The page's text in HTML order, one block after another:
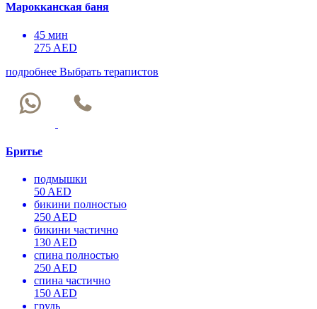
Марокканская баня
45 мин
275 AED
подробнее Выбрать терапистов
Бритье
подмышки
50 AED
бикини полностью
250 AED
бикини частично
130 AED
спина полностью
250 AED
спина частично
150 AED
грудь